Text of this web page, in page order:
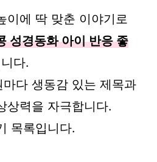
이에 딱 맞춘 이야기로
성경동화 아이 반응 좋
다.
다 생동감 있는 제목과
상력을 자극합니다.
목록입니다.